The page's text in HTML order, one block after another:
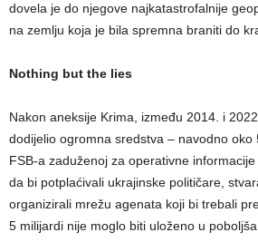
dovela je do njegove najkatastrofalnije
na zemlju koja je bila spremna braniti do
Nothing but the lies
Nakon aneksije Krima, između 2014. i
dodijelio ogromna sredstva – navodno oko
FSB-a zaduženoj za operativne
da bi potplaćivali ukrajinske političare,
organizirali mrežu agenata koji bi trebali
5 milijardi nije moglo biti uloženo u